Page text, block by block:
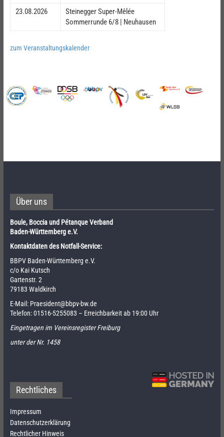
23.08.2026
Steinegger Super-Mêlée
Sommerrunde 6/8 | Neuhausen
zum Veranstaltungskalender
Über uns
Boule, Boccia und Pétanque Verband
Baden-Württemberg e.V.
Kontaktdaten des Notfall-Service:
BBPV Baden-Württemberg e.V.
c/o Kai Kutsch
Gartenstr. 2
79183 Waldkirch
E-Mail: Praesident@bbpv-bw.de
Telefon:01516-5255083 – Erreichbarkeit ab 19:00 Uhr
Eingetragen im Vereinsregister Freiburg
unter der Nr. 1458
Rechtliches
Impressum
Datenschutzerklärung
Rechtlicher Hinweis